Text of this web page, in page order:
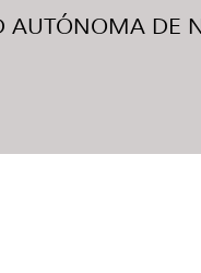
AUTÓNOMA DE